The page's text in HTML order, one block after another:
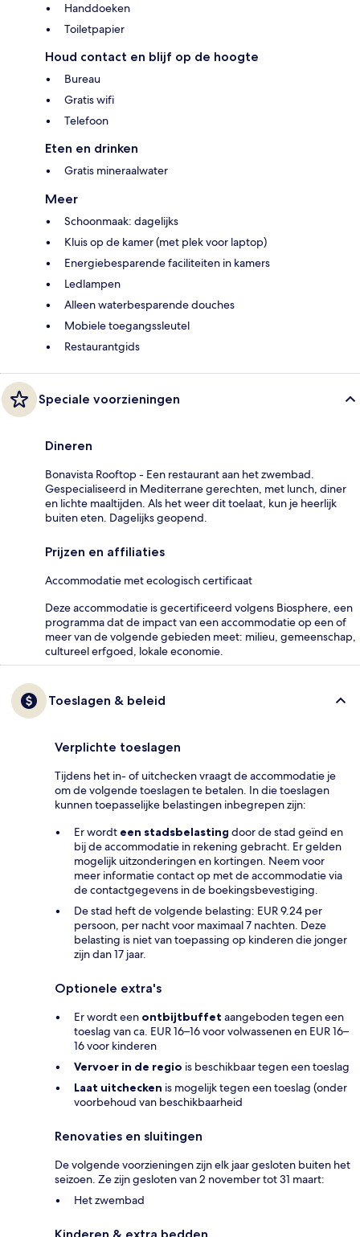
Handdoeken
Toiletpapier
Houd contact en blijf op de hoogte
Bureau
Gratis wifi
Telefoon
Eten en drinken
Gratis mineraalwater
Meer
Schoonmaak: dagelijks
Kluis op de kamer (met plek voor laptop)
Energiebesparende faciliteiten in kamers
Ledlampen
Alleen waterbesparende douches
Mobiele toegangssleutel
Restaurantgids
Speciale voorzieningen
Dineren
Bonavista Rooftop - Een restaurant aan het zwembad.
Gespecialiseerd in Mediterrane gerechten, met lunch, diner
en lichte maaltijden. Als het weer dit toelaat, kun je heerlijk
buiten eten. Dagelijks geopend.
Prijzen en affiliaties
Accommodatie met ecologisch certificaat
Deze accommodatie is gecertificeerd volgens Biosphere, een
programma dat de impact van een accommodatie op een of
meer van de volgende gebieden meet: milieu, gemeenschap,
cultureel erfgoed, lokale economie.
Toeslagen & beleid
Verplichte toeslagen
Tijdens het in- of uitchecken vraagt de accommodatie je
om de volgende toeslagen te betalen. In die toeslagen
kunnen toepasselijke belastingen inbegrepen zijn:
Er wordt een stadsbelasting door de stad geïnd en
bij de accommodatie in rekening gebracht. Er gelden
mogelijk uitzonderingen en kortingen. Neem voor
meer informatie contact op met de accommodatie via
de contactgegevens in de boekingsbevestiging.
De stad heft de volgende belasting: EUR 9.24 per
persoon, per nacht voor maximaal 7 nachten. Deze
belasting is niet van toepassing op kinderen die jonger
zijn dan 17 jaar.
Optionele extra's
Er wordt een ontbijtbuffet aangeboden tegen een
toeslag van ca. EUR 16–16 voor volwassenen en EUR 16–
16 voor kinderen
Vervoer in de regio is beschikbaar tegen een toeslag
Laat uitchecken is mogelijk tegen een toeslag (onder
voorbehoud van beschikbaarheid
Renovaties en sluitingen
De volgende voorzieningen zijn elk jaar gesloten buiten het
seizoen. Ze zijn gesloten van 2 november tot 31 maart:
Het zwembad